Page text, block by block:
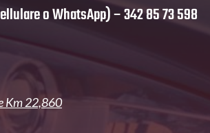
o WhatsApp) –342 85 73 598
Km 22,860